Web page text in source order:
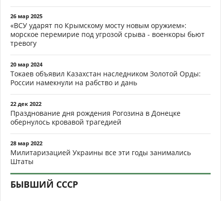
26 мар 2025
«ВСУ ударят по Крымскому мосту новым оружием»:
морское перемирие под угрозой срыва - военкоры бьют
тревогу
20 мар 2024
Токаев объявил Казахстан наследником Золотой Орды:
России намекнули на рабство и дань
22 дек 2022
Празднование дня рождения Рогозина в Донецке
обернулось кровавой трагедией
28 мар 2022
Милитаризацией Украины все эти годы занимались
Штаты
БЫВШИЙ СССР